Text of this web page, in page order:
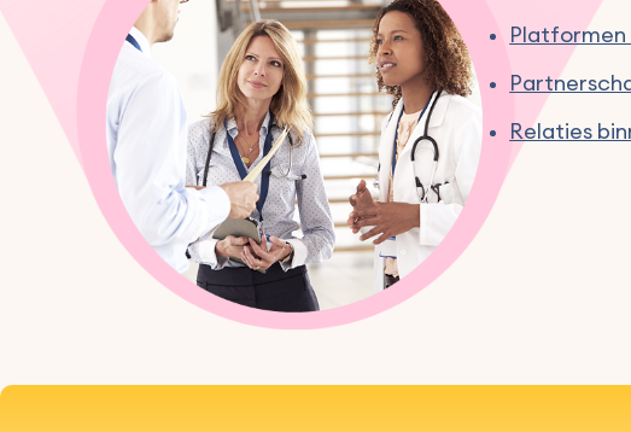
Platformen
Relaties